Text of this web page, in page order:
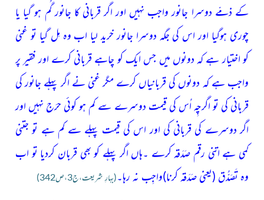
کے ذمّے دوسرا جانور واجب نہیں اور اگر قربانی کا جانور گُم ہو گیا یا
چوری ہوگیا اور اس کی جگہ دوسرا جانور خرید لیا اب وہ مِل گیا تو غنی
کو اختیار ہے کہ دونوں میں جس ایک کو چاہے قربانی کرے اور فقیر پر
واجب ہے کہ دونوں کی قربانیاں کرے مگر غنی نے اگر پہلے جانور کی
قربانی کی تو اگرچِہ اُس کی قیمت دوسرے سے کم ہو کوئی حرَج نہیں اور
اگر دوسرے کی قربانی کی اور اس کی قیمت پہلے سے کم ہے تو جتنی
کمی ہے اتنی رقم صَدَقہ کرے ۔ہاں اگر پہلے کو بھی قربان کردیا تو اب
وہ تَصَدُّق (یعنی صَدَقہ کرنا)واجِب نہ رہا۔(بہارِ شریعت،ج3،ص342)